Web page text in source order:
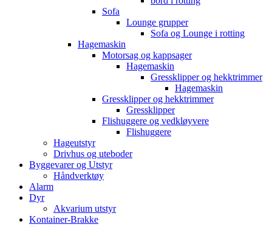
Sofa
Lounge grupper
Sofa og Lounge i rotting
Hagemaskin
Motorsag og kappsager
Hagemaskin
Gressklipper og hekktrimmer
Hagemaskin
Gressklipper og hekktrimmer
Gressklipper
Flishuggere og vedkløyvere
Flishuggere
Hageutstyr
Drivhus og uteboder
Byggevarer og Utstyr
Håndverktøy
Alarm
Dyr
Akvarium utstyr
Kontainer-Brakke